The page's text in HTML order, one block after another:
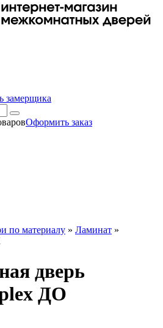
замерщика
Оформить заказ
по материалу » Ламинат »
дверь
ДО